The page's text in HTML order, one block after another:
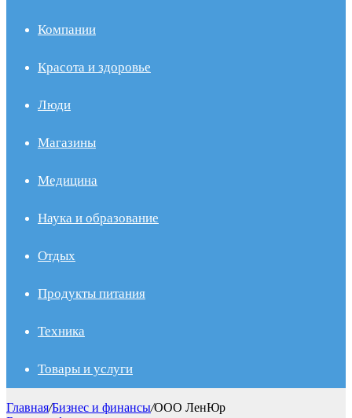
Компании
Красота и здоровье
Люди
Магазины
Медицина
Наука и образование
Отдых
Продукты питания
Техника
Товары и услуги
Главная/Бизнес и финансы/ООО ЛенЮр